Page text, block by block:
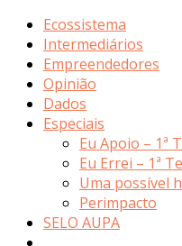
Ecossistema
Intermediários
Empreendedores
Opinião
Dados
Especiais
Eu Apoio – 1ª
Eu Errei – 1ª
Uma possível
Perimpacto
SELO AUPA